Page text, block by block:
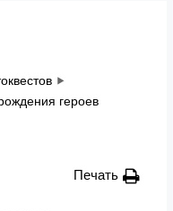
героев
Печать